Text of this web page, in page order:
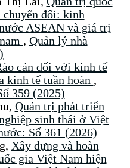
chuyển đổi: kinh
ASEAN và giá trị
, Quản lý nhà
cản đối với kinh tế
kinh tế tuần hoàn ,
359 (2025)
Quản trị phát triển
sinh thái ở Việt
Số 361 (2026)
Xây dựng và hoàn
gia Việt Nam hiện